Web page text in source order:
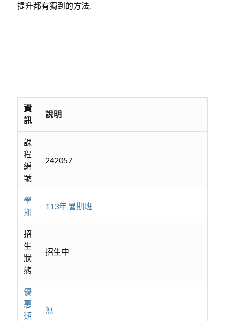
提升都有獨到的方法.
資
訊
說明
課
程
編
號
242057
學
期
113年 暑期班
招
生
狀
態
招生中
優
惠
類
無